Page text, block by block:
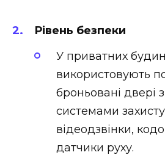
Рівень безпеки
У приватних
використовують
броньовані двері
системами
відеодзвінки,
датчики руху.